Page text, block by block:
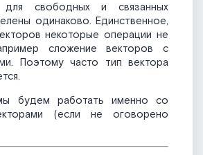
свободных и связанных
одинаково. Единственное,
некоторые операции не
сложение векторов с
Поэтому часто тип вектора
будем работать именно со
(если не оговорено